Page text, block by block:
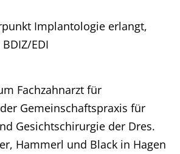
Implantologie erlangt,
EDI
Fachzahnarzt für
Gemeinschaftspraxis für
Gesichtschirurgie der Dres.
Hammerl und Black in Hagen